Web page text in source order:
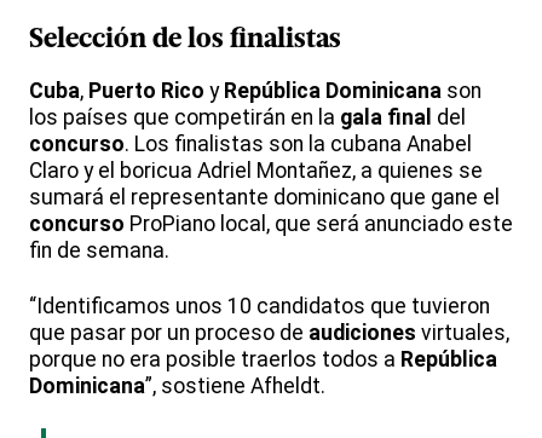
Selección de los finalistas
Cuba, Puerto Rico y República Dominicana son
los países que competirán en la gala final del
concurso. Los finalistas son la cubana Anabel
Claro y el boricua Adriel Montañez, a quienes se
sumará el representante dominicano que gane el
concurso ProPiano local, que será anunciado este
fin de semana.
“Identificamos unos 10 candidatos que tuvieron
que pasar por un proceso de audiciones virtuales,
porque no era posible traerlos todos a República
Dominicana”, sostiene Afheldt.